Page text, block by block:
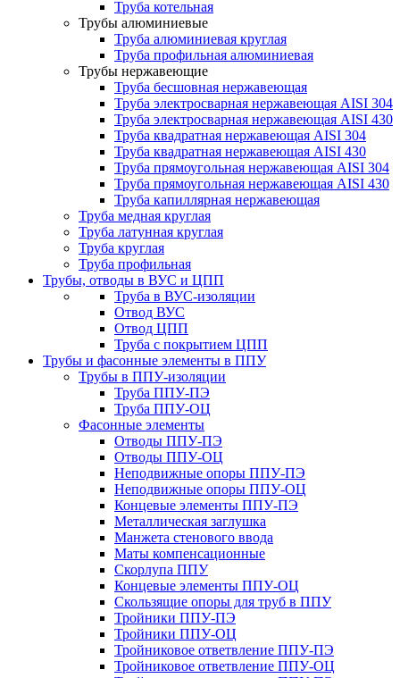
Труба котельная
Трубы алюминиевые
Труба алюминиевая круглая
Труба профильная алюминиевая
Трубы нержавеющие
Труба бесшовная нержавеющая
Труба электросварная нержавеющая AISI 304
Труба электросварная нержавеющая AISI 430
Труба квадратная нержавеющая AISI 304
Труба квадратная нержавеющая AISI 430
Труба прямоугольная нержавеющая AISI 304
Труба прямоугольная нержавеющая AISI 430
Труба капиллярная нержавеющая
Труба медная круглая
Труба латунная круглая
Труба круглая
Труба профильная
Трубы, отводы в ВУС и ЦПП
Труба в ВУС-изоляции
Отвод ВУС
Отвод ЦПП
Труба с покрытием ЦПП
Трубы и фасонные элементы в ППУ
Трубы в ППУ-изоляции
Труба ППУ-ПЭ
Труба ППУ-ОЦ
Фасонные элементы
Отводы ППУ-ПЭ
Отводы ППУ-ОЦ
Неподвижные опоры ППУ-ПЭ
Неподвижные опоры ППУ-ОЦ
Концевые элементы ППУ-ПЭ
Металлическая заглушка
Манжета стенового ввода
Маты компенсационные
Скорлупа ППУ
Концевые элементы ППУ-ОЦ
Скользящие опоры для труб в ППУ
Тройники ППУ-ПЭ
Тройники ППУ-ОЦ
Тройниковое ответвление ППУ-ПЭ
Тройниковое ответвление ППУ-ОЦ